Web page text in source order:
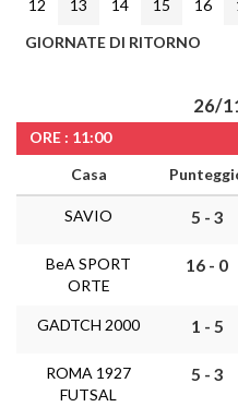
12 13 14 15 16
GIORNATE DI RITORNO
26/
ORE : 11:00
Casa
SAVIO 5 - 3
BeA SPORT
ORTE
16 - 0
GADTCH 2000 1 - 5
ROMA 1927
FUTSAL
5 - 3